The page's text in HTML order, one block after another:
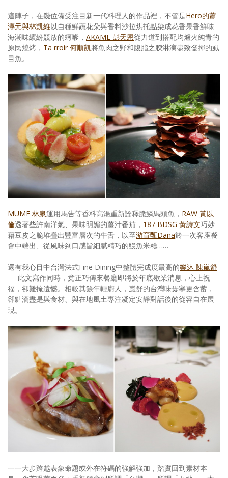
這陣子，在幾位備受注目新一代料理人的作品裡，不管是Hero的蕭
淳元與林凱維以自種鮮蔬花朵與香料沙拉烘托點染成花香果香鮮味
海潮味繽紛競放的蚵嗲， AKAME 彭天恩從力道到搭配均爐火純青的
原民燒烤， TaÏrroir 何順凱將魚肉之野和腹脂之腴淋漓盡致發揮的虱
目魚。
MUME 林泉運用馬告等香料高湯重新詮釋脆鱗馬頭魚， RAW 黃以
倫透著些許南洋氣、果味明媚的薑汁番茄， 187 BDSG 黃詩文巧妙
藉豆皮之脆堆疊出豐富層次的牛舌，以至游育甄Dana於一次客座餐
會中端出、從風味到口感皆細膩精巧的鰻魚米糕……
還有我心目中台灣法式Fine Dining中整體完成度最高的樂沐 陳嵐舒
──此文寫作同時，竟正巧傳來餐廳即將於年底歇業消息，心上祝
福，卻難掩遺憾。相較其餘年輕廚人，嵐舒的台灣味毋寧更含蓄，
卻點滴盡是與食材、與在地風土專注凝定安靜對話後的從容自在展
現。
一一大步跨越表象命題或外在符碼的強解強加，踏實回到素材本